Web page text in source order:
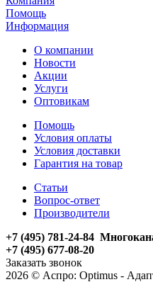
Помощь
Информация
О компании
Новости
Акции
Услуги
Оптовикам
Помощь
Условия оплаты
Условия доставки
Гарантия на товар
Статьи
Вопрос-ответ
Производители
+7 (495) 781-24-84
+7 (495) 677-08-20
Заказать звонок
2026 © Аспро: Optimus -